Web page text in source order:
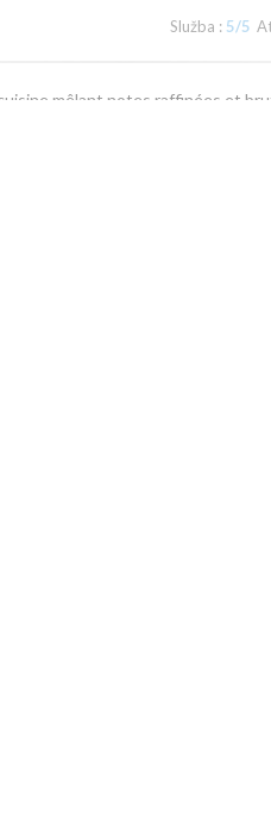
Služba : 5/5
mêlant notes raffinées et